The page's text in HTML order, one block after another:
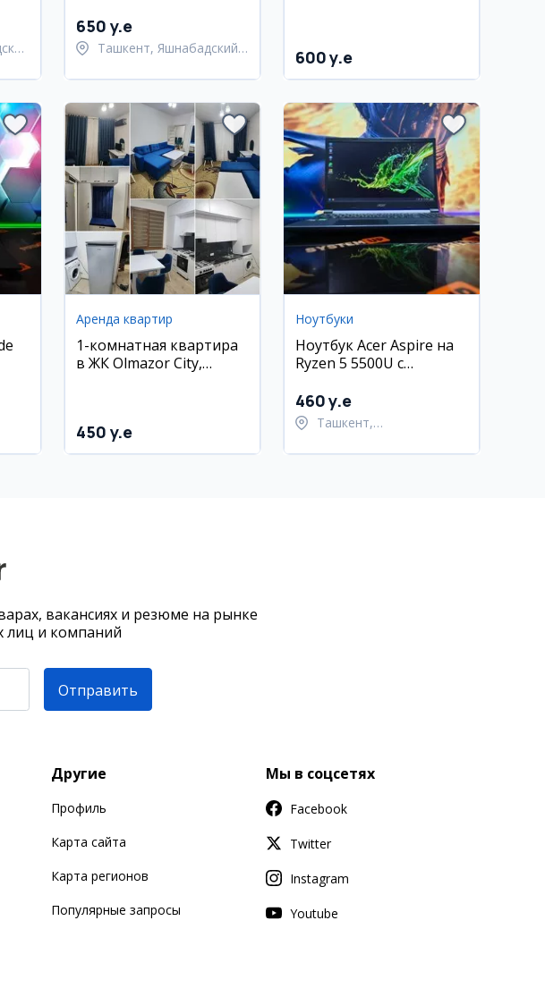
650 y.e
Ташкент, Яшнабадский
600 y.e
Аренда квартир
1-комнатная квартира
в ЖК Olmazor City,
450 y.e
Ноутбуки
Ноутбук Acer Aspire на
Ryzen 5 5500U с
460 y.e
Ташкент,
вакансиях и резюме на рынке
лиц и компаний
Отправить
Другие
Профиль
Карта сайта
Карта регионов
Популярные запросы
Мы в соцсетях
Facebook
Twitter
Instagram
Youtube